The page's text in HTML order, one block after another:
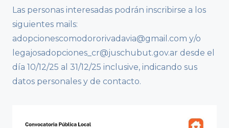
Las personas interesadas podrán inscribirse a los
siguientes mails:
adopcionescomodororivadavia@gmail.com y/o
legajosadopciones_cr@juschubut.gov.ar desde el
día 10/12/25 al 31/12/25 inclusive, indicando sus
datos personales y de contacto.